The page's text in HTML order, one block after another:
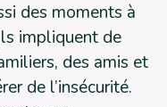
des moments à
impliquent de
des amis et
de l’insécurité.